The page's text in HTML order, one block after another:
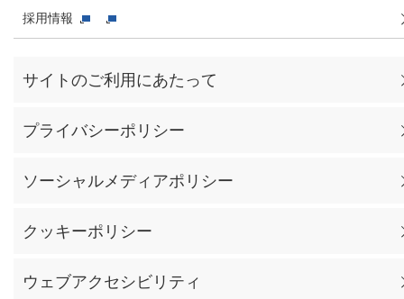
採用情報
サイトのご利用にあたって
プライバシーポリシー
ソーシャルメディアポリシー
クッキーポリシー
ウェブアクセシビリティ